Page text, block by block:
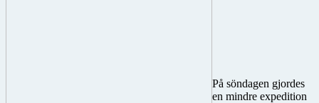
På söndagen gjordes
en mindre expedition